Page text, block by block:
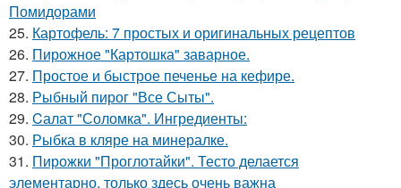
Помидорами
25. Картофель: 7 простых и оригинальных рецептов
26. Пирожное "Картошка" заварное.
27. Простое и быстрое печенье на кефире.
28. Рыбный пирог "Все Сыты".
29. Cалат "Соломка". Ингредиенты:
30. Рыбка в кляре на минералке.
31. Пирожки "Проглотайки". Тесто делается
элементарно, только здесь очень важна